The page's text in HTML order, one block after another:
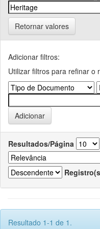
Retornar valores
Adicionar filtros:
Utilizar filtros para refinar o
Resultados/Página
Resultado 1-1 de 1.